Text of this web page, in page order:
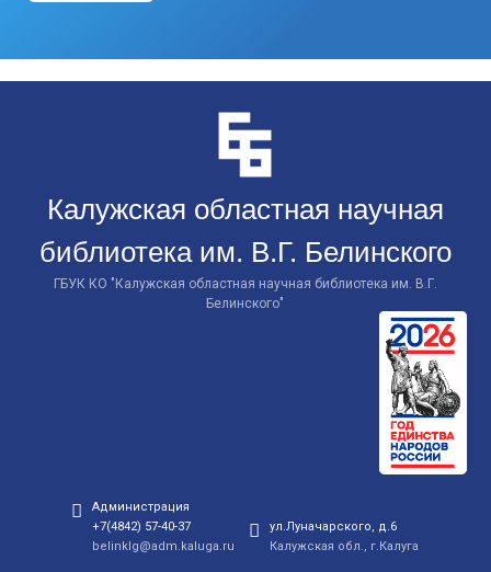
Калужская областная научная
библиотека им. В.Г. Белинского
ГБУК КО "Калужская областная научная библиотека им. В.Г.
Белинского"
Администрация
+7(4842) 57-40-37
belinklg@adm.kaluga.ru
ул.Луначарского, д.6
Калужская обл., г.Калуга